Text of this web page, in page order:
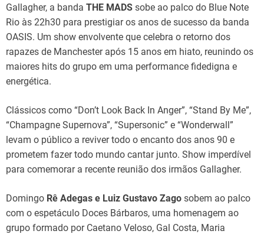
Gallagher, a banda THE MADS sobe ao palco do Blue Note
Rio às 22h30 para prestigiar os anos de sucesso da banda
OASIS. Um show envolvente que celebra o retorno dos
rapazes de Manchester após 15 anos em hiato, reunindo os
maiores hits do grupo em uma performance fidedigna e
energética.
Clássicos como “Don’t Look Back In Anger”, “Stand By Me”,
“Champagne Supernova”, “Supersonic” e “Wonderwall”
levam o público a reviver todo o encanto dos anos 90 e
prometem fazer todo mundo cantar junto. Show imperdível
para comemorar a recente reunião dos irmãos Gallagher.
Domingo Rê Adegas e Luiz Gustavo Zago sobem ao palco
com o espetáculo Doces Bárbaros, uma homenagem ao
grupo formado por Caetano Veloso, Gal Costa, Maria